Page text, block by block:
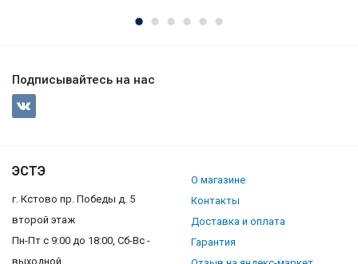
Подписывайтесь на нас
ЭСТЭ
г. Кстово пр. Победы д. 5
второй этаж
Пн-Пт с 9:00 до 18:00, Сб-Вс -
выходной
О магазине
Контакты
Доставка и оплата
Гарантия